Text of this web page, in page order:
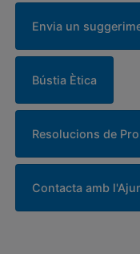
Envia un
Bústia Ètica
Resolucions de
Contacta amb